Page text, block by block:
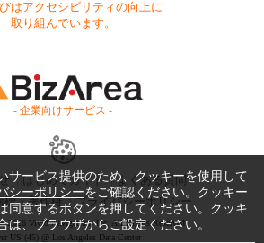
はアクセシビリティの向上に
取り組んでいます。
- 企業向けサービス -
はじめてガイド
よくある質問
標・著作権 プライバシーポリシー
2026 Vivid Navigation, Inc. All Rights Reserved.
US (45) @ Los Angeles Data Center
サービス提供のため、クッキーを使用して
シーポリシーをご確認ください。クッキー
同意するボタンを押してください。クッキ
は、ブラウザからご設定ください。